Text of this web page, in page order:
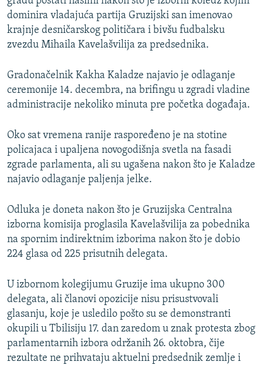
SVE KARTE DEJTONA
NASTANAK I RASPAD JUGOSLAVIJE
dominira vladajuća partija Gruzijski san imenovao
krajnje desničarskog političara i bivšu fudbalsku
zvezdu Mihaila Kavelašvilija za predsednika.
Gradonačelnik Kakha Kaladze najavio je odlaganje
ceremonije 14. decembra, na brifingu u zgradi vladine
administracije nekoliko minuta pre početka događaja.
Oko sat vremena ranije raspoređeno je na stotine
policajaca i upaljena novogodišnja svetla na fasadi
zgrade parlamenta, ali su ugašena nakon što je Kaladze
najavio odlaganje paljenja jelke.
Odluka je doneta nakon što je Gruzijska Centralna
izborna komisija proglasila Kavelašvilija za pobednika
na spornim indirektnim izborima nakon što je dobio
224 glasa od 225 prisutnih delegata.
U izbornom kolegijumu Gruzije ima ukupno 300
delegata, ali članovi opozicije nisu prisustvovali
glasanju, koje je usledilo pošto su se demonstranti
okupili u Tbilisiju 17. dan zaredom u znak protesta zbog
parlamentarnih izbora održanih 26. oktobra, čije
rezultate ne prihvataju aktuelni predsednik zemlje i